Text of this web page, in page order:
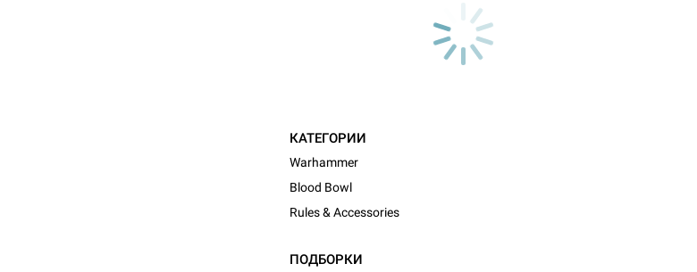
КАТЕГОРИИ
Warhammer
Blood Bowl
Rules & Accessories
ПОДБОРКИ